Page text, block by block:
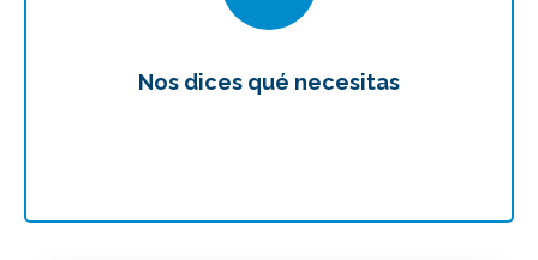
Nos dices qué necesitas